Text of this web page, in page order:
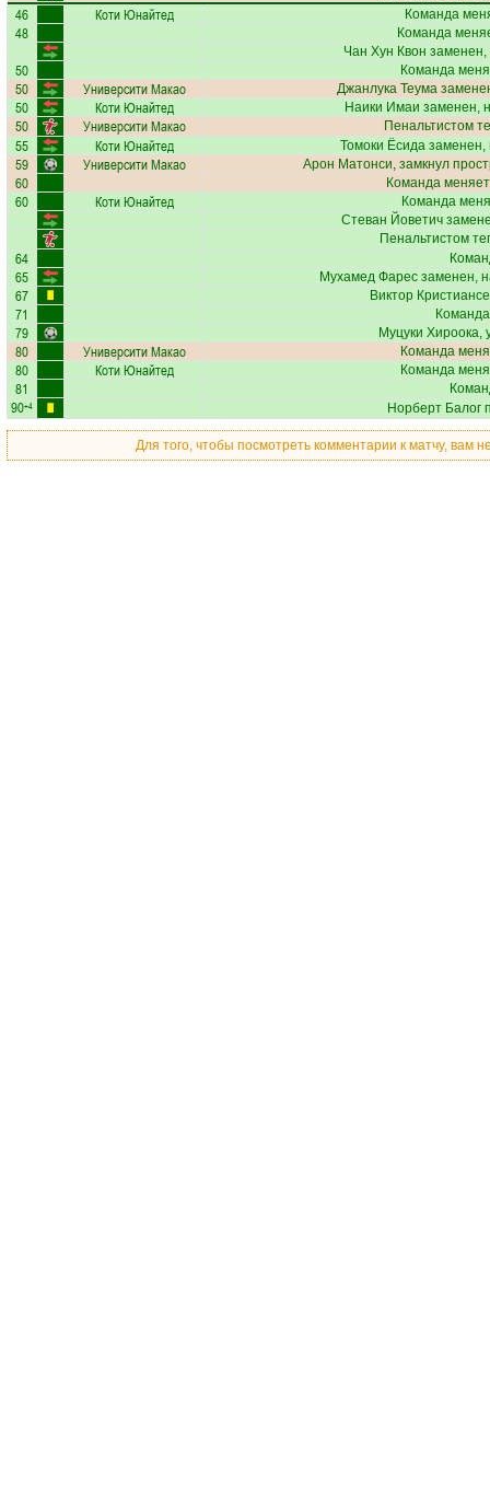
46 Коти Юнайтед Команда
48
Команда
Чан Хун Квон
50 Команда
50 Университи Макао Джанлука Теума
50 Коти Юнайтед Наики Имаи заменен,
50 Университи Макао Пенальтистом
55 Коти Юнайтед Томоки Ёсида заменен,
59 Университи Макао Арон Матонси, замкнул
60 Команда
60 Коти Юнайтед
Команда
Стеван Йоветич
Пенальтистом
64
65 Мухамед Фарес заменен,
67 Виктор
71
79 Муцуки Хироока,
80 Университи Макао Команда
80 Коти Юнайтед Команда
81
90+4 Норберт Балог
Для того, чтобы посмотреть комментарии к матчу, вам